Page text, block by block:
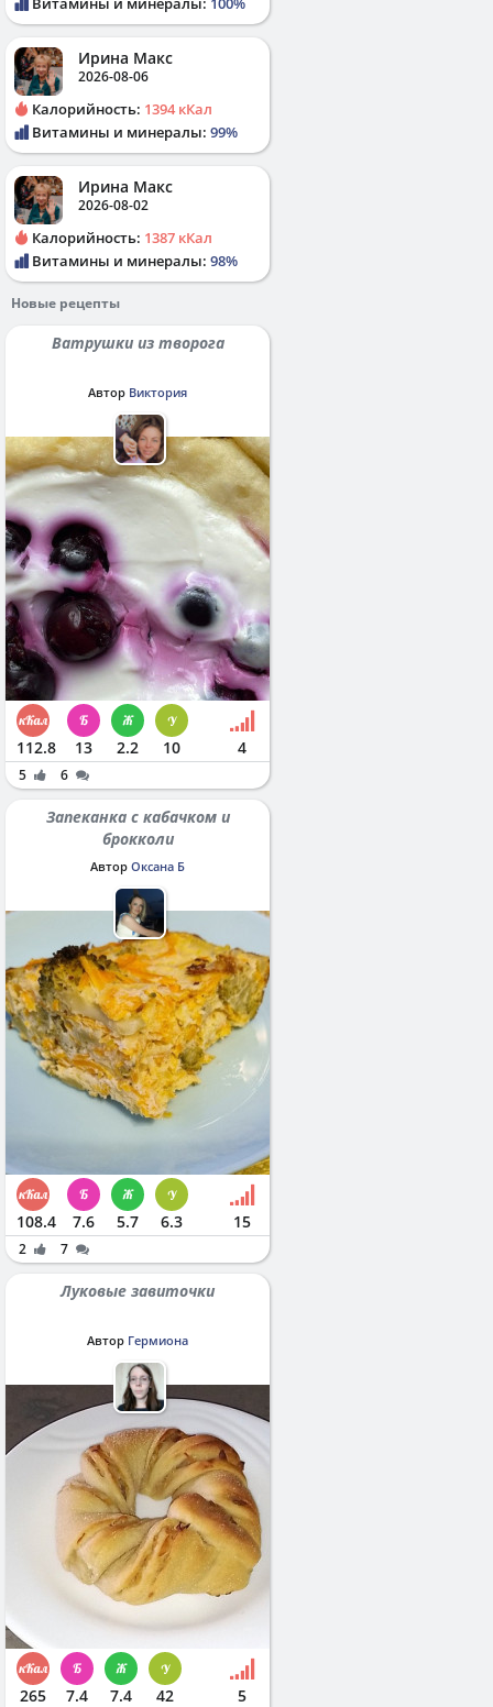
Ирина Макс
2026-08-06
Калорийность: 1394 кКал
Витамины и минералы: 99%
Ирина Макс
2026-08-02
Калорийность: 1387 кКал
Витамины и минералы: 98%
Новые рецепты
Ватрушки из творога
Автор Виктория
112.8 13 2.2 10 4
5 6
Запеканка с кабачком и
брокколи
Автор Оксана Б
108.4 7.6 5.7 6.3 15
2 7
Луковые завиточки
Автор Гермиона
265 7.4 7.4 42 5